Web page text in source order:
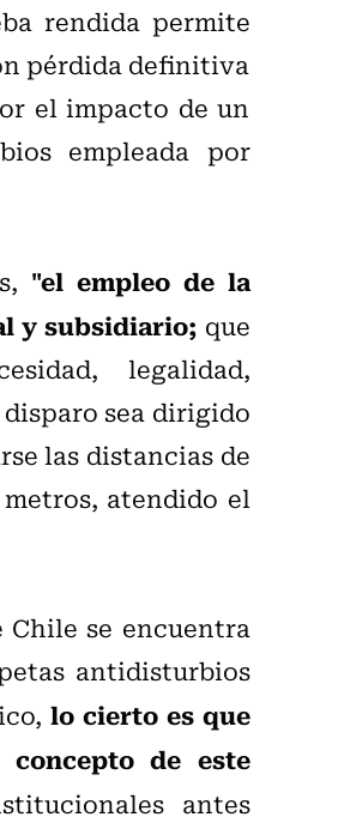
rendida permite
pérdida definitiva
el impacto de un
empleada por
"el empleo de la
y subsidiario; que
legalidad,
sea dirigido
las distancias de
atendido el
Chile se encuentra
antidisturbios
lo cierto es que
de este
antes